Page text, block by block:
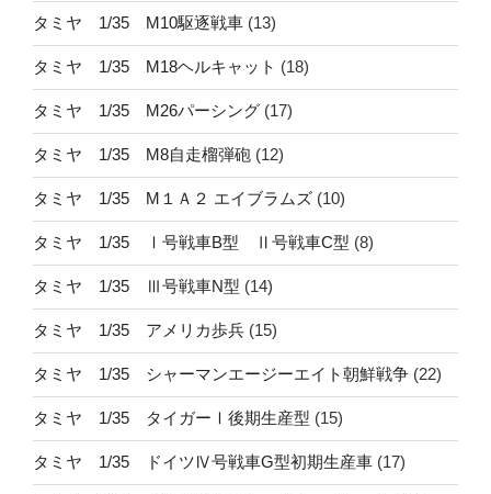
タミヤ 1/35 M10駆逐戦車 (13)
タミヤ 1/35 M18ヘルキャット (18)
タミヤ 1/35 M26パーシング (17)
タミヤ 1/35 M8自走榴弾砲 (12)
タミヤ 1/35 M１Ａ２ エイブラムズ (10)
タミヤ 1/35 Ⅰ号戦車B型 Ⅱ号戦車C型 (8)
タミヤ 1/35 Ⅲ号戦車N型 (14)
タミヤ 1/35 アメリカ歩兵 (15)
タミヤ 1/35 シャーマンエージーエイト朝鮮戦争 (22)
タミヤ 1/35 タイガーⅠ後期生産型 (15)
タミヤ 1/35 ドイツⅣ号戦車G型初期生産車 (17)